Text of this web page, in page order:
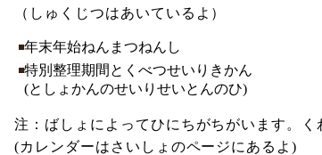
（しゅくじつはあいているよ）
年末年始ねんまつねんし
特別整理期間とくべつせいりきかん
(としょかんのせいりせいとんのひ)
注：ばしょによってひにちがちがいます。
(カレンダーはさいしょのページにあるよ)